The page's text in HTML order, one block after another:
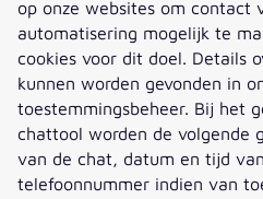
op onze websites om contact
automatisering mogelijk te
cookies voor dit doel. Details
kunnen worden gevonden in
toestemmingsbeheer. Bij het
chattool worden de volgende
van de chat, datum en tijd
telefoonnummer indien van